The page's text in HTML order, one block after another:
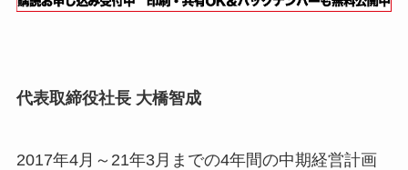
代表取締役社長 大橋智成
2017年4月～21年3月までの4年間の中期経営計画